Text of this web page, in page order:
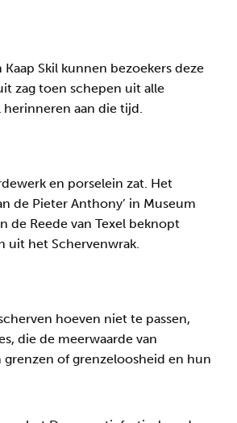
Skil kunnen bezoekers deze
zag toen schepen uit alle
aan die tijd.
en porselein zat. Het
de Pieter Anthony’ in Museum
de Reede van Texel beknopt
uit het Schervenwrak.
hoeven niet te passen,
die de meerwaarde van
of grenzeloosheid en hun